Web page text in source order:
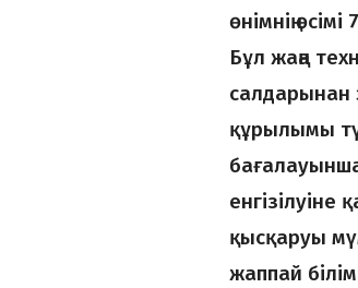
өнімнің
Бұл жаңа
салдарынан
құрылымы
қысқаруы
жаппай